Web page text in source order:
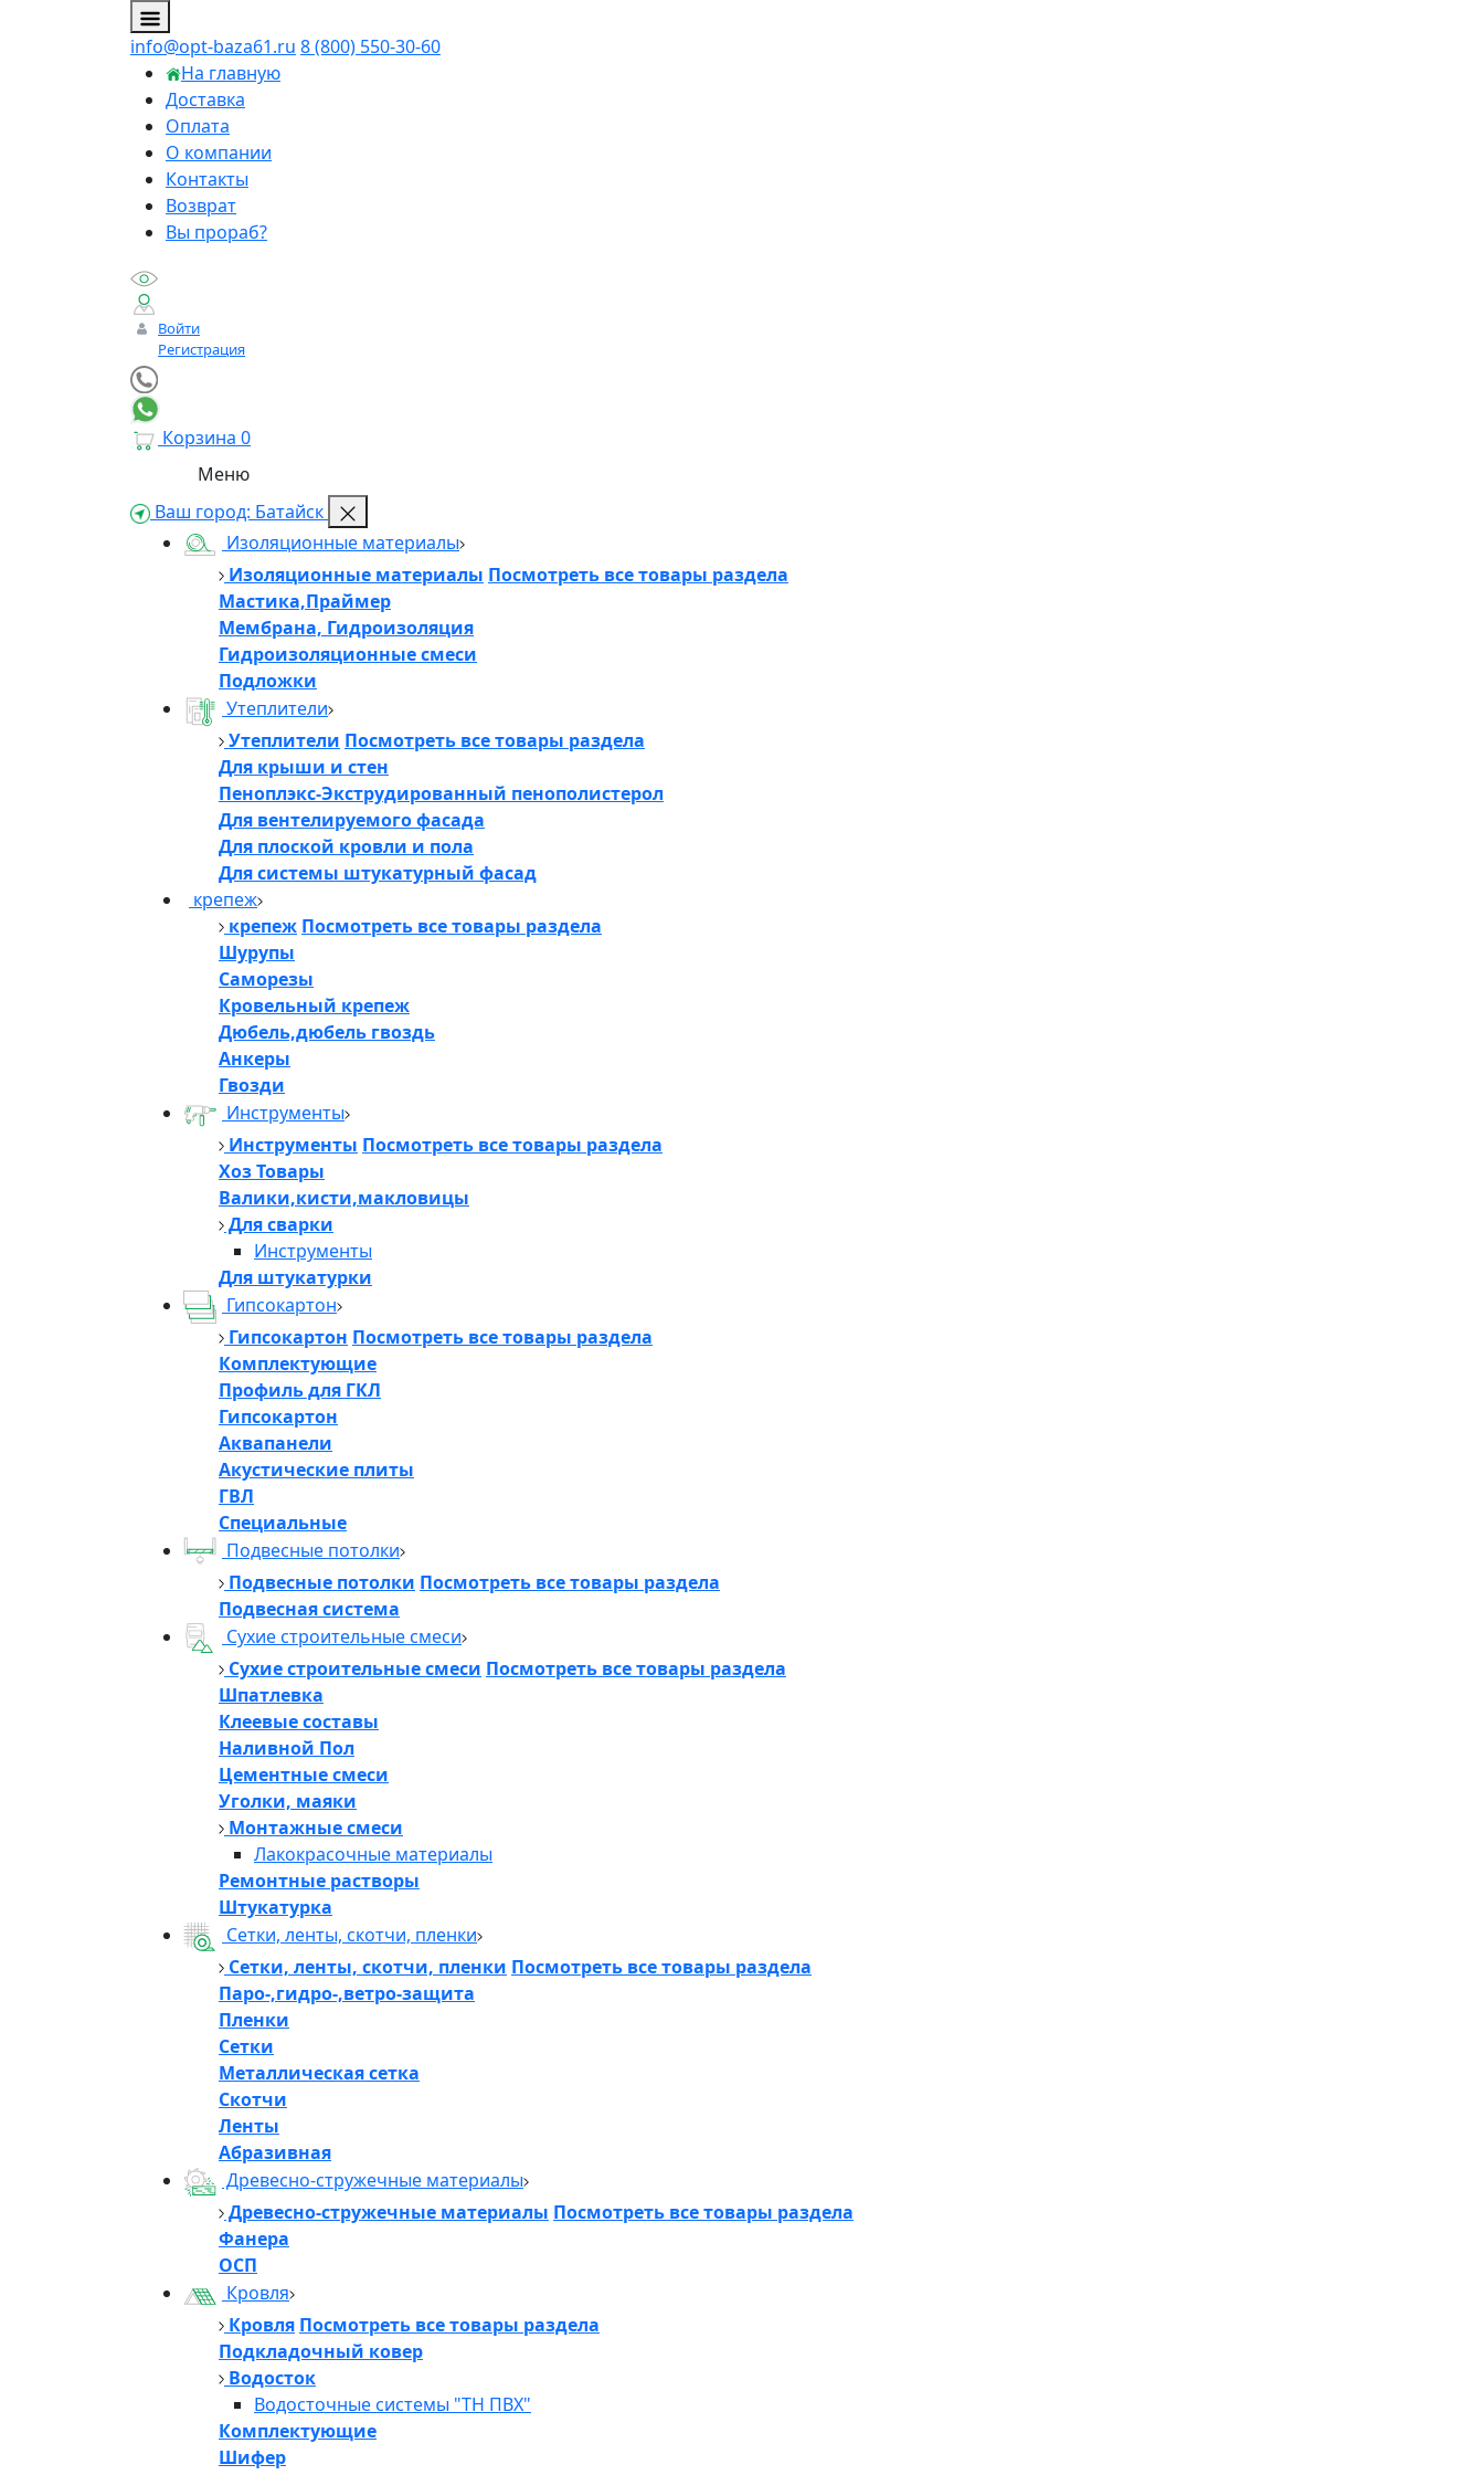
info@opt-baza61.ru 8 (800) 550-30-60
На главную
Доставка
Оплата
О компании
Контакты
Возврат
Вы прораб?
Войти
Регистрация
Корзина 0
Меню
Ваш город: Батайск
Изоляционные материалы
Изоляционные материалы Посмотреть все товары раздела
Мастика,Праймер
Мембрана, Гидроизоляция
Гидроизоляционные смеси
Подложки
Утеплители
Утеплители Посмотреть все товары раздела
Для крыши и стен
Пеноплэкс-Экструдированный пенополистерол
Для вентелируемого фасада
Для плоской кровли и пола
Для системы штукатурный фасад
крепеж
крепеж Посмотреть все товары раздела
Шурупы
Саморезы
Кровельный крепеж
Дюбель,дюбель гвоздь
Анкеры
Гвозди
Инструменты
Инструменты Посмотреть все товары раздела
Хоз Товары
Валики,кисти,макловицы
Для сварки
Инструменты
Для штукатурки
Гипсокартон
Гипсокартон Посмотреть все товары раздела
Комплектующие
Профиль для ГКЛ
Гипсокартон
Аквапанели
Акустические плиты
ГВЛ
Специальные
Подвесные потолки
Подвесные потолки Посмотреть все товары раздела
Подвесная система
Сухие строительные смеси
Сухие строительные смеси Посмотреть все товары раздела
Шпатлевка
Клеевые составы
Наливной Пол
Цементные смеси
Уголки, маяки
Монтажные смеси
Лакокрасочные материалы
Ремонтные растворы
Штукатурка
Сетки, ленты, скотчи, пленки
Сетки, ленты, скотчи, пленки Посмотреть все товары раздела
Паро-,гидро-,ветро-защита
Пленки
Сетки
Металлическая сетка
Скотчи
Ленты
Абразивная
Древесно-стружечные материалы
Древесно-стружечные материалы Посмотреть все товары раздела
Фанера
ОСП
Кровля
Кровля Посмотреть все товары раздела
Подкладочный ковер
Водосток
Водосточные системы "ТН ПВХ"
Комплектующие
Шифер